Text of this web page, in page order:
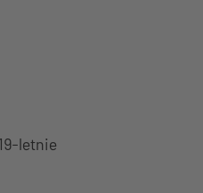
letnie